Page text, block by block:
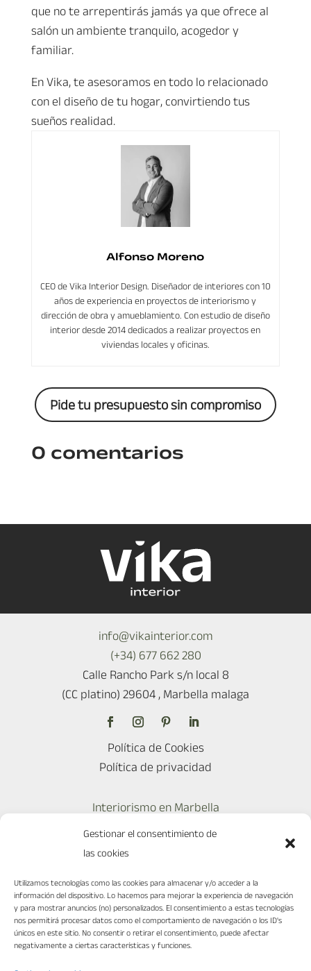
Gestionar el consentimiento de
las cookies
Utilizamos tecnologías como las cookies para almacenar y/o acceder a la
información del dispositivo. Lo hacemos para mejorar la experiencia de navegación
y para mostrar anuncios (no) personalizados. El consentimiento a estas tecnologías
nos permitirá procesar datos como el comportamiento de navegación o los ID's
únicos en este sitio. No consentir o retirar el consentimiento, puede afectar
negativamente a ciertas características y funciones.
que no te arrepentirás jamás ya que ofrece al
salón un ambiente tranquilo, acogedor y
familiar.
En Vika, te asesoramos en todo lo relacionado
con el diseño de tu hogar, convirtiendo tus
sueños realidad.
Alfonso Moreno
CEO de Vika Interior Design. Diseñador de interiores con 10
años de experiencia en proyectos de interiorismo y
dirección de obra y amueblamiento. Con estudio de diseño
interior desde 2014 dedicados a realizar proyectos en
viviendas locales y oficinas.
Pide tu presupuesto sin compromiso
0 comentarios
info@vikainterior.com
(+34) 677 662 280
Calle Rancho Park s/n local 8
(CC platino) 29604 , Marbella malaga
Política de Cookies
Política de privacidad
Interiorismo en Marbella
Interiorismo en Madrid
Diseño para restaurantes